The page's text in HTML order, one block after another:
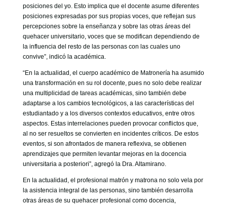
posiciones del yo. Esto implica que el docente asume diferentes
posiciones expresadas por sus propias voces, que reflejan sus
percepciones sobre la enseñanza y sobre las otras áreas del
quehacer universitario, voces que se modifican dependiendo de
la influencia del resto de las personas con las cuales uno
convive”, indicó la académica.
“En la actualidad, el cuerpo académico de Matronería ha asumido
una transformación en su rol docente, pues no solo debe realizar
una multiplicidad de tareas académicas, sino también debe
adaptarse a los cambios tecnológicos, a las características del
estudiantado y a los diversos contextos educativos, entre otros
aspectos. Estas interrelaciones pueden provocar conflictos que,
al no ser resueltos se convierten en incidentes críticos. De estos
eventos, si son afrontados de manera reflexiva, se obtienen
aprendizajes que permiten levantar mejoras en la docencia
universitaria a posteriori”, agregó la Dra. Altamirano.
En la actualidad, el profesional matrón y matrona no solo vela por
la asistencia integral de las personas, sino también desarrolla
otras áreas de su quehacer profesional como docencia,